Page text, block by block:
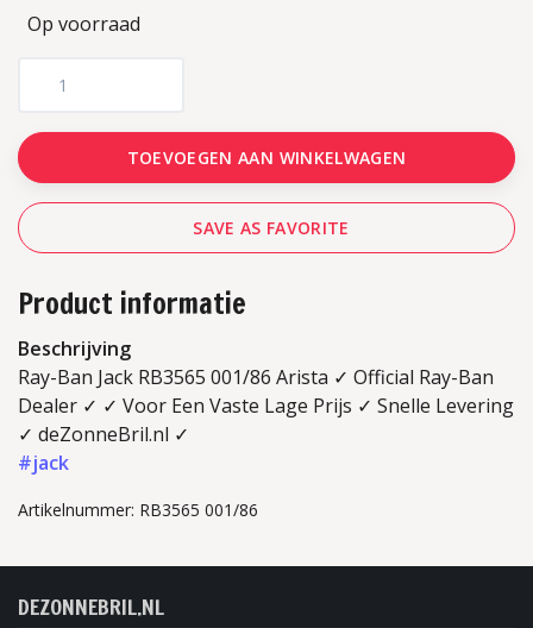
Op voorraad
TOEVOEGEN AAN WINKELWAGEN
SAVE AS FAVORITE
Product informatie
Beschrijving
Ray-Ban Jack RB3565 001/86 Arista ✓ Official Ray-Ban
Dealer ✓ ✓ Voor Een Vaste Lage Prijs ✓ Snelle Levering
✓ deZonneBril.nl ✓
#jack
Artikelnummer: RB3565 001/86
DEZONNEBRIL.NL